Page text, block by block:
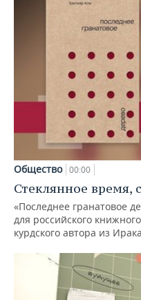
Общество 00:00
Стеклянное время,
«Последнее гранатовое
для российского
курдского автора из Ирака